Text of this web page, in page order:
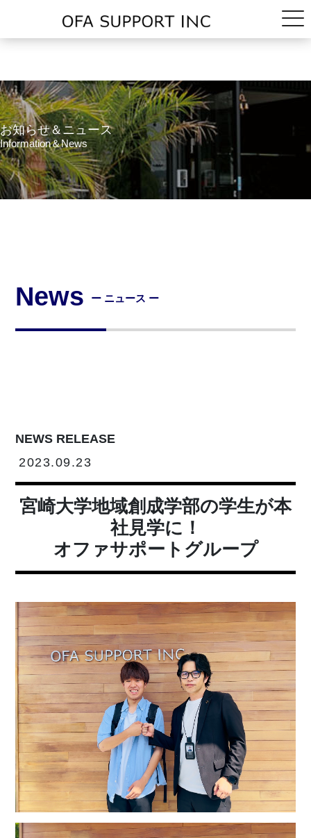
お知らせ＆ニュース
Information＆News
News ー ニュース ー
NEWS RELEASE
2023.09.23
宮崎大学地域創成学部の学生が本
社見学に！
オファサポートグループ